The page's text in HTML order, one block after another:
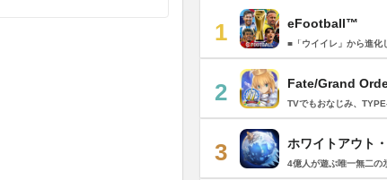
1 eFootball™
2 Fate/Grand
3 ホワイトアウト